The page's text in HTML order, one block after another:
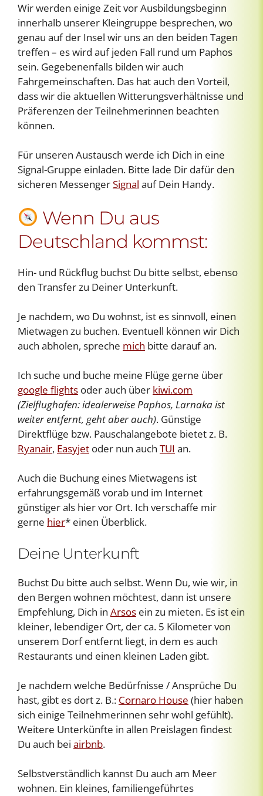
Wir werden einige Zeit vor Ausbildungsbeginn
innerhalb unserer Kleingruppe besprechen, wo
genau auf der Insel wir uns an den beiden Tagen
treffen – es wird auf jeden Fall rund um Paphos
sein. Gegebenenfalls bilden wir auch
Fahrgemeinschaften. Das hat auch den Vorteil,
dass wir die aktuellen Witterungsverhältnisse und
Präferenzen der Teilnehmerinnen beachten
können.
Für unseren Austausch werde ich Dich in eine
Signal-Gruppe einladen. Bitte lade Dir dafür den
sicheren MessengerSignal auf Dein Handy.
Wenn Du aus
Deutschland kommst:
Hin- und Rückflug buchst Du bitte selbst, ebenso
den Transfer zu Deiner Unterkunft.
Je nachdem, wo Du wohnst, ist es sinnvoll, einen
Mietwagen zu buchen. Eventuell können wir Dich
auch abholen, spreche mich bitte darauf an.
Ich suche und buche meine Flüge gerne über
google flights oder auch über kiwi.com
(Zielflughafen: idealerweise Paphos, Larnaka ist
weiter entfernt, geht aber auch). Günstige
Direktflüge bzw. Pauschalangebote bietet z. B.
Ryanair, Easyjet oder nun auch TUI an.
Auch die Buchung eines Mietwagens ist
erfahrungsgemäß vorab und im Internet
günstiger als hier vor Ort. Ich verschaffe mir
gerne hier* einen Überblick.
Deine Unterkunft
Buchst Du bitte auch selbst. Wenn Du, wie wir, in
den Bergen wohnen möchtest, dann ist unsere
Empfehlung, Dich in Arsos ein zu mieten. Es ist ein
kleiner, lebendiger Ort, der ca. 5 Kilometer von
unserem Dorf entfernt liegt, in dem es auch
Restaurants und einen kleinen Laden gibt.
Je nachdem welche Bedürfnisse / Ansprüche Du
hast, gibt es dort z. B.: Cornaro House (hier haben
sich einige Teilnehmerinnen sehr wohl gefühlt).
Weitere Unterkünfte in allen Preislagen findest
Du auch bei airbnb.
Selbstverständlich kannst Du auch am Meer
wohnen. Ein kleines, familiengeführtes